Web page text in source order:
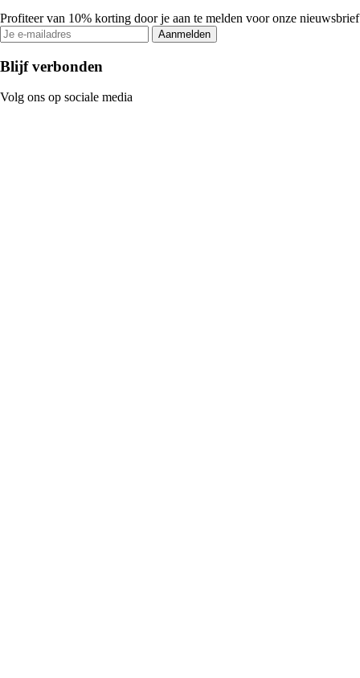
Profiteer van 10% korting door je aan te melden voor onze nieuwsbrief
Aanmelden
Blijf verbonden
Volg ons op sociale media